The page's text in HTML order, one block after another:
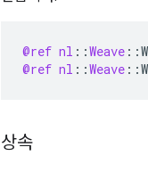
@ref nl : :Weave : :
@ref nl : :Weave : :
상속